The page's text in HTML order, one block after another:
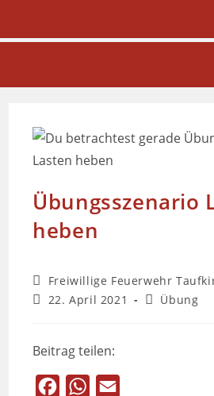
Übungsszenario
heben
Freiwillige Feuerwehr
22. April 2021
Übung
Beitrag teilen:
W